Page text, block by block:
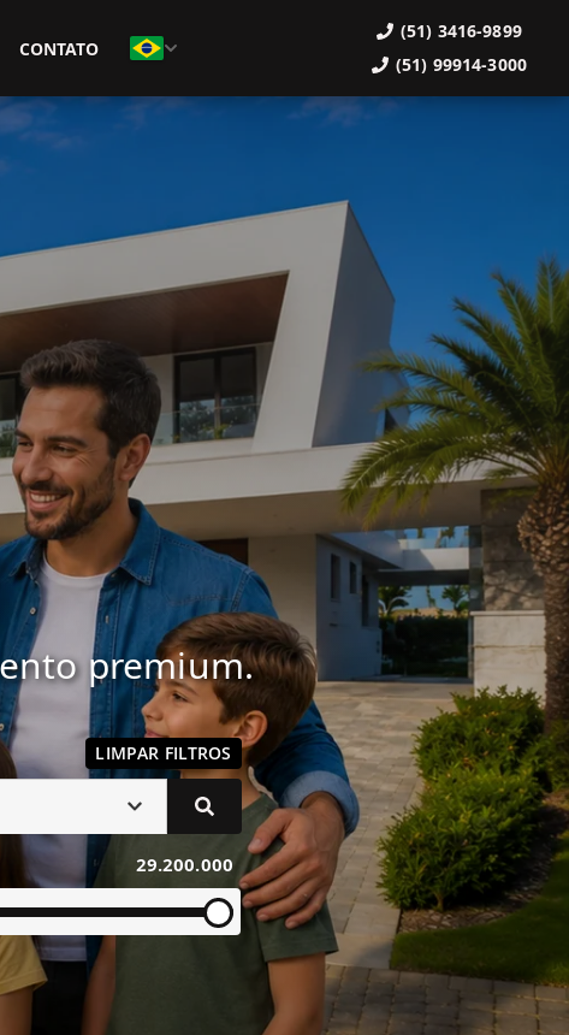
CONTATO
(51) 3416-9899
(51) 99914-3000
premium.
LIMPAR FILTROS
29.200.000